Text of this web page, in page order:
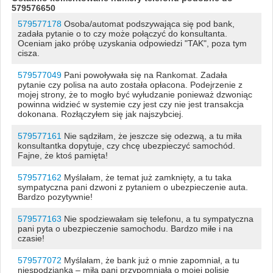
579576650
579577178Osoba/automat podszywająca się pod bank,
zadała pytanie o to czy może połączyć do konsultanta.
Oceniam jako próbę uzyskania odpowiedzi "TAK", poza tym
cisza.
579577049Pani powoływała się na Rankomat. Zadała
pytanie czy polisa na auto została opłacona. Podejrzenie z
mojej strony, że to mogło być wyłudzanie ponieważ dzwoniąc
powinna widzieć w systemie czy jest czy nie jest transakcja
dokonana. Rozłączyłem się jak najszybciej.
579577161 Nie sądziłam, że jeszcze się odezwą, a tu miła
konsultantka dopytuje, czy chcę ubezpieczyć samochód.
Fajne, że ktoś pamięta!
579577162 Myślałam, że temat już zamknięty, a tu taka
sympatyczna pani dzwoni z pytaniem o ubezpieczenie auta.
Bardzo pozytywnie!
579577163 Nie spodziewałam się telefonu, a tu sympatyczna
pani pyta o ubezpieczenie samochodu. Bardzo miłe i na
czasie!
579577072 Myślałam, że bank już o mnie zapomniał, a tu
niespodzianka – miła pani przypomniała o mojej polisie